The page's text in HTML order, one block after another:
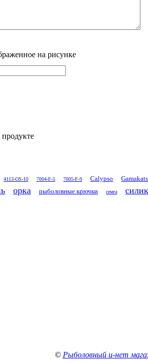
на рисунке
4113-OS-10 7004-F-5 7005-F-9 Calypso
орка рыболовные крючки семга
© Рыболовный и-нет